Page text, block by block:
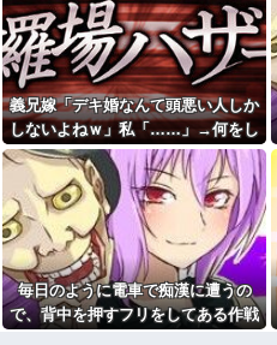
かの展開に…
未成年の女の子が何故ネット
で知り合ったオッサンに安々と
騙されて会ってしまうか疑問だ
った
親の借金のカタに17歳でもぐ
りの消費者金融社長の愛人にな
った。その後25歳で1000万円を
渡されマンションへ移された直
後、社長が…
アルバイトの教育で悩んで
る。その人はマニュアルを暗記
して機械のように繰り返すロボ
ットタイプ
Aママ「この辺に住んでるの？
旦那さんってお医者さん？」私
「違いますけど…」→住所を知
られたことから面倒なことに…
義兄嫁「デキ婚なんて頭悪い人しか
しないよねｗ」私「……」→何をし
ても嫌味を言われ続けた末に…
毎日のように電車で痴漢に遭うの
で、背中を押すフリをしてある作戦